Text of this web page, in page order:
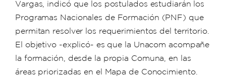
Vargas, indicó que los postulados estudiarán los
Programas Nacionales de Formación (PNF) que
permitan resolver los requerimientos del territorio.
El objetivo -explicó- es que la Unacom acompañe
la formación, desde la propia Comuna, en las
áreas priorizadas en el Mapa de Conocimiento.